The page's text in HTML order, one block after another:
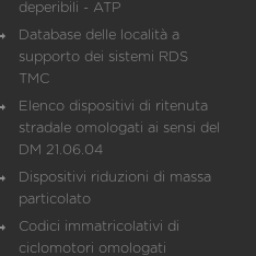
deperibili - ATP
Database delle località a
supporto dei sistemi RDS
TMC
Elenco dispositivi di ritenuta
stradale omologati ai sensi del
DM 21.06.04
Dispositivi riduzioni di massa
particolato
Codici immatricolativi di
ciclomotori omologati